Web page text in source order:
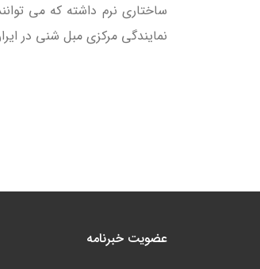
ساختاری نرم داشته که می
نمایندگی مرکزی مبل شنی در
عضویت خبرنامه